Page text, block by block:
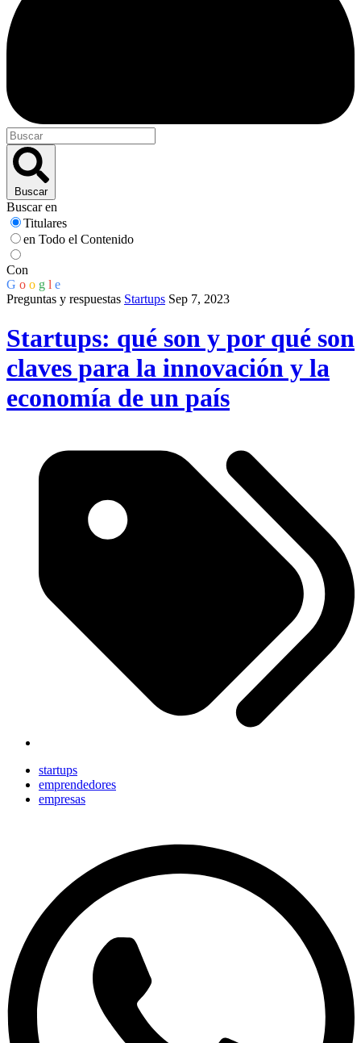
Buscar
Buscar en
Titulares
en Todo el Contenido
Con
G o o g l e
Preguntas y respuestas Startups Sep 7, 2023
Startups: qué son y por qué son
claves para la innovación y la
economía de un país
startups
emprendedores
empresas